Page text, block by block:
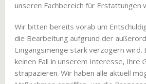
unseren Fachbereich für Erstattungen
Wir bitten bereits vorab um
die Bearbeitung aufgrund der
Eingangsmenge stark verzögern wird.
keinen Fall in unserem Interesse, Ihre
strapazieren. Wir haben alle aktuell